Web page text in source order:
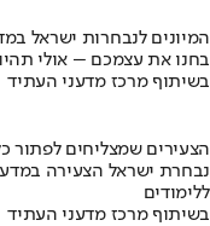
המיונים לנבחרות ישראל
בחנו את עצמכם – אולי
בשיתוף מרכז מדעני העתיד
הצעירים שמצליחים לפתור
נבחרת ישראל הצעירה
ללימודים
בשיתוף מרכז מדעני העתיד